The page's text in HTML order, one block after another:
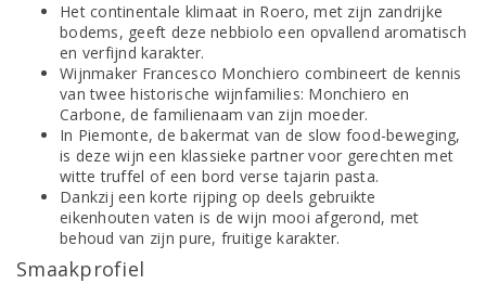
Het continentale klimaat in Roero, met zijn zandrijke
bodems, geeft deze nebbiolo een opvallend aromatisch
en verfijnd karakter.
Wijnmaker Francesco Monchiero combineert de kennis
van twee historische wijnfamilies: Monchiero en
Carbone, de familienaam van zijn moeder.
In Piemonte, de bakermat van de slow food-beweging,
is deze wijn een klassieke partner voor gerechten met
witte truffel of een bord verse tajarin pasta.
Dankzij een korte rijping op deels gebruikte
eikenhouten vaten is de wijn mooi afgerond, met
behoud van zijn pure, fruitige karakter.
Smaakprofiel